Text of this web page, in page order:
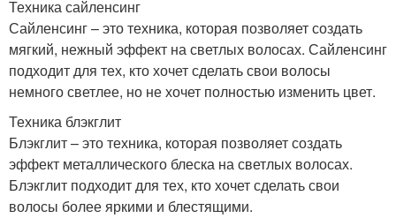
Техника сайленсинг
Сайленсинг – это техника, которая позволяет создать
мягкий, нежный эффект на светлых волосах. Сайленсинг
подходит для тех, кто хочет сделать свои волосы
немного светлее, но не хочет полностью изменить цвет.
Техника блэкглит
Блэкглит – это техника, которая позволяет создать
эффект металлического блеска на светлых волосах.
Блэкглит подходит для тех, кто хочет сделать свои
волосы более яркими и блестящими.